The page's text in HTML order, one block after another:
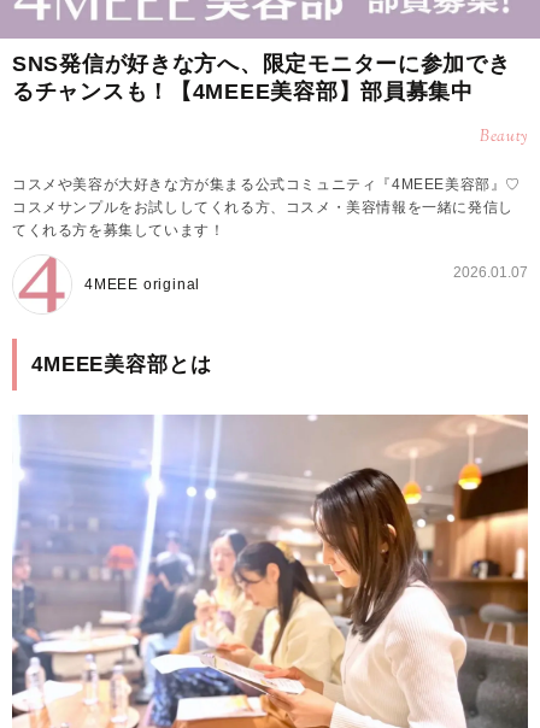
SNS発信が好きな方へ、限定モニターに参加でき
るチャンスも！【4MEEE美容部】部員募集中
Beauty
コスメや美容が大好きな方が集まる公式コミュニティ『4MEEE美容部』♡
コスメサンプルをお試ししてくれる方、コスメ・美容情報を一緒に発信し
てくれる方を募集しています！
4MEEE original
2026.01.07
4MEEE美容部とは